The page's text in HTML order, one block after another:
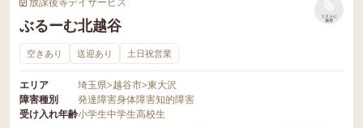
ぶるーむ北越谷
リストに
保存
空きあり 送迎あり 土日祝営業
エリア 埼玉県>越谷市>東大沢
障害種別
発達障害身体障害知的障害
受け入れ年齢小学生中学生高校生